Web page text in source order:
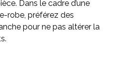
Dans le cadre d’une
robe, préférez des
pour ne pas altérer la